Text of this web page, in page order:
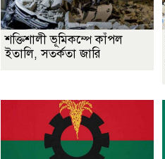
শক্তিশালী ভূমিকম্পে কাঁপল
ইতালি, সতর্কতা জারি